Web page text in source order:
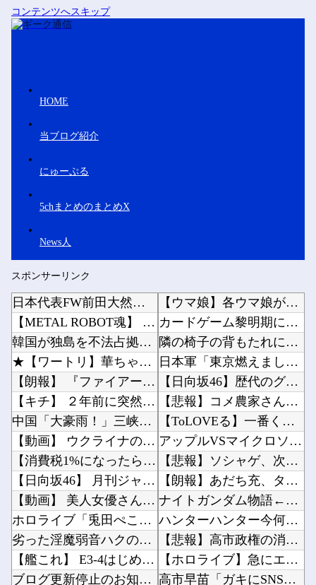
コンテンツへスキップ
HOME
当ブログ紹介
にゅーぷる
5chまとめのまとめX
News人
スポンサーリンク
日本代表FW前田大然がイプスウィッチ・タウンへ移籍決定！プレミアリーグ初挑戦
【METAL ROBOT魂】 ズゴック SEED FRREDOM ver明日予約開始！！キ...
韓国が独島を不法占拠？…日本の高校新教科書、また強引な主張＝韓国の反応
★【ワートリ】華ちゃんの爪がすっかり治っていればいいけどね
【朗報】 『ファイアーエムブレム 万紫千紅』真の主人公マイユニはキャラメイクが可能
【キチ】 ２年前に突然出て行った妻からです。「天井にへばりついてニタニタ笑ってないで出て行...
中国「大豪雨！」三峡ダム「基礎部分破損」中国「全力放流！」台風13号「中国上陸予測」台風1...
【動画】 ウクライナのダンサーの驚くべき超絶足技ダンスが凄すぎるｗ！！
【消費税1%になったら】 町のお弁当屋さん「申し訳ないがその分商品代を値上げして店頭価格を...
【日向坂46】 月刊ジャイアンツ公式、重大告知！
【動画】 美人女優さん、映画でマ●コのビラビラまでめくらせてしまうｗｗｗｗｗｗ
ホロライブ「兎田ぺこら」ホロ夏アモアス炎上！嘘が嫌い「姫森ルーナ」筋を通す「大空スバル」ケ...
劣った淫魔弱音ハクの性活 第2話
【艦これ】 E3-4はじめたけど画面の端から端まで行くんだな！
ブログ更新停止のお知らせ
【ウマ娘】各ウマ娘が弱そうな場所他
カードゲーム黎明期にポケカやMTGと並んで大人気だったという誰も知らない謎のカードゲームが...
隣の椅子の背もたれに肘を置いてスロット打つ奴←これマジで意味分からん他
日本軍「東京燃えました。沖縄取られました。原爆落とされました」←これ他
【日向坂46】歴代のグループ在籍日数ランキングがこちら…他
【悲報】コメ農家さん「今年は安くなりすぎ」「こんな値段じゃ米作りをやめる人も多くなるんじゃ...
【ToLOVEる】一番くじ「To LOVEる-とらぶる-ダークネス」フィギュアあり【発売決...
アップルVSマイクロソフトならどっちが強いんや？他
【悲報】ソシャゲ、次々とサ終→会社が過去最多で倒産しまくってしまう・・・他
【朗報】あだち充、タッチの上杉達也が浅倉南に告白したシーンを完全再現ｗｗｗｗｗ他
ナイトガンダム物語←ナイトガンダムしか覚えてないという事実他
ハンターハンター今何やってるかわからないWWW他
【悲報】高市政権の消費税減税に反対している９人の自民党議員が全て判明！！！！ やっぱりコイ...
【ホロライブ】急にエッッなイラスト出してきてびっくりしたで他
高市早苗「ガキにSNSは早いやろ」SNS年齢制限法案提出検討他